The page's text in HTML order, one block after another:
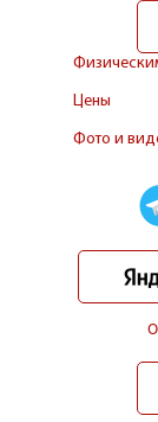
Цены
Фото и